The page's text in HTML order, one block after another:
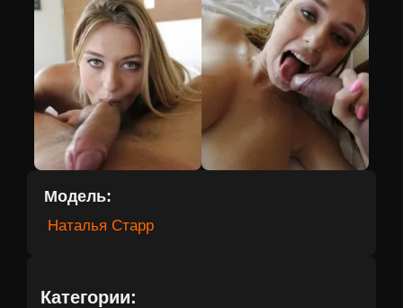
Модель:
Наталья Старр
Категории: